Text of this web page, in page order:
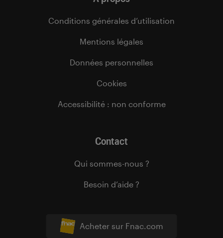
Acheter sur Fnac.com
Conditions générales d’utilisation
Mentions légales
Données personnelles
Cookies
Accessibilité : non conforme
Contact
Qui sommes-nous ?
Besoin d’aide ?